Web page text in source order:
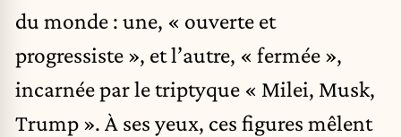
du monde : une, « ouverte et
progressiste », et l’autre, « fermée »,
incarnée par le triptyque « Milei, Musk,
Trump ». À ses yeux, ces figures mêlent